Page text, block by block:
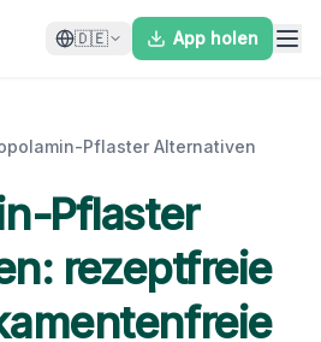
🇩🇪 App holen
Pflaster Alternativen
Pflaster
rezeptfreie